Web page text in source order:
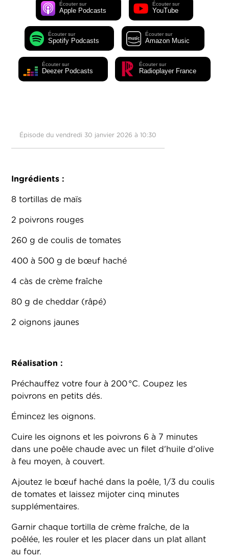
Écouter sur
Apple Podcasts
Écouter sur
YouTube
Écouter sur
Spotify Podcasts
Écouter sur
Amazon Music
Écouter sur
Deezer Podcasts
Écouter sur
Radioplayer France
Épisode du vendredi 30 janvier 2026 à 10:30
Ingrédients :
8 tortillas de maïs
2 poivrons rouges
260 g de coulis de tomates
400 à 500 g de bœuf haché
4 càs de crème fraîche
80 g de cheddar (râpé)
2 oignons jaunes
Réalisation :
Préchauffez votre four à 200 °C. Coupez les
poivrons en petits dés.
Émincez les oignons.
Cuire les oignons et les poivrons 6 à 7 minutes
dans une poêle chaude avec un filet d'huile d'olive
à feu moyen, à couvert.
Ajoutez le bœuf haché dans la poêle, 1/3 du coulis
de tomates et laissez mijoter cinq minutes
supplémentaires.
Garnir chaque tortilla de crème fraîche, de la
poêlée, les rouler et les placer dans un plat allant
au four.